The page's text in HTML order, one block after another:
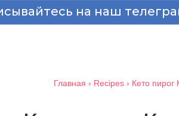
на наш
Главная › Recipes› Кето пирог